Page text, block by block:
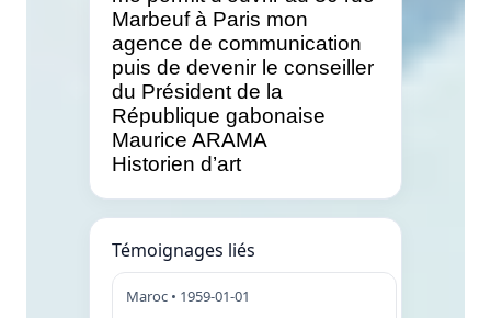
Marbeuf à Paris mon
agence de communication
puis de devenir le conseiller
du Président de la
République gabonaise
Maurice ARAMA
Historien d’art
Témoignages liés
Maroc • 1959-01-01